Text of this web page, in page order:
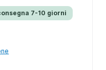
7-10 giorni